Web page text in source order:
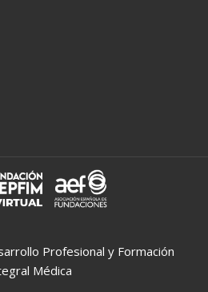
Profesional y Formación
Médica